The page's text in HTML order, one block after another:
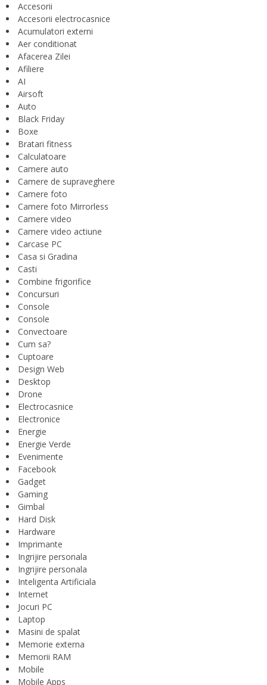
Accesorii
Accesorii electrocasnice
Acumulatori externi
Aer conditionat
Afacerea Zilei
Afiliere
AI
Airsoft
Auto
Black Friday
Boxe
Bratari fitness
Calculatoare
Camere auto
Camere de supraveghere
Camere foto
Camere foto Mirrorless
Camere video
Camere video actiune
Carcase PC
Casa si Gradina
Casti
Combine frigorifice
Concursuri
Console
Console
Convectoare
Cum sa?
Cuptoare
Design Web
Desktop
Drone
Electrocasnice
Electronice
Energie
Energie Verde
Evenimente
Facebook
Gadget
Gaming
Gimbal
Hard Disk
Hardware
Imprimante
Ingrijire personala
Ingrijire personala
Inteligenta Artificiala
Internet
Jocuri PC
Laptop
Masini de spalat
Memorie externa
Memorii RAM
Mobile
Mobile Apps